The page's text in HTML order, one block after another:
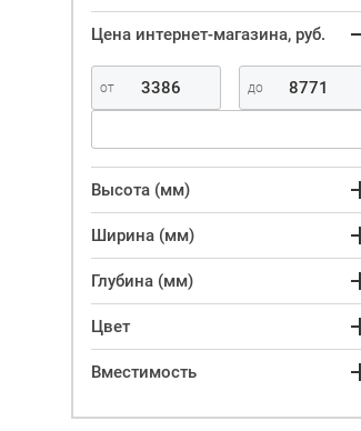
Цена интернет-магазина, руб.
Высота (мм)
Ширина (мм)
Глубина (мм)
Цвет
Вместимость